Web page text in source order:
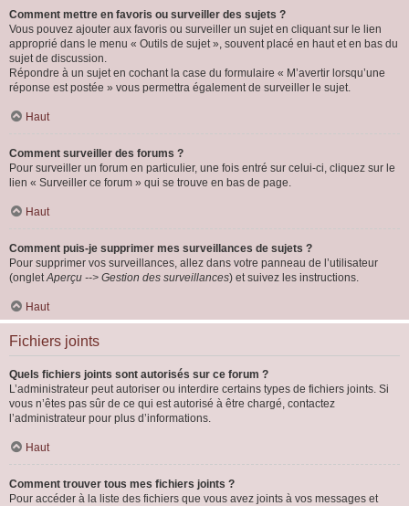
Comment mettre en favoris ou surveiller des sujets ?
Vous pouvez ajouter aux favoris ou surveiller un sujet en cliquant sur le lien
approprié dans le menu « Outils de sujet », souvent placé en haut et en bas du
sujet de discussion.
Répondre à un sujet en cochant la case du formulaire « M’avertir lorsqu’une
réponse est postée » vous permettra également de surveiller le sujet.
Haut
Comment surveiller des forums ?
Pour surveiller un forum en particulier, une fois entré sur celui-ci, cliquez sur le
lien « Surveiller ce forum » qui se trouve en bas de page.
Haut
Comment puis-je supprimer mes surveillances de sujets ?
Pour supprimer vos surveillances, allez dans votre panneau de l’utilisateur
(ongletAperçu --> Gestion des surveillances) et suivez les instructions.
Haut
Fichiers joints
Quels fichiers joints sont autorisés sur ce forum ?
L’administrateur peut autoriser ou interdire certains types de fichiers joints. Si
vous n’êtes pas sûr de ce qui est autorisé à être chargé, contactez
l’administrateur pour plus d’informations.
Haut
Comment trouver tous mes fichiers joints ?
Pour accéder à la liste des fichiers que vous avez joints à vos messages et